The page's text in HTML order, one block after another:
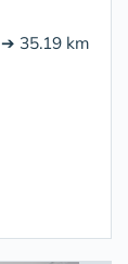
➔ 35.19 km